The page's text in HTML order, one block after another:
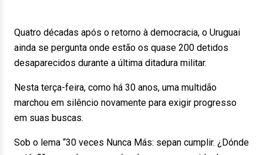
Quatro décadas após o retorno à democracia, o Uruguai
ainda se pergunta onde estão os quase 200 detidos
desaparecidos durante a última ditadura militar.
Nesta terça-feira, como há 30 anos, uma multidão
marchou em silêncio novamente para exigir progresso
em suas buscas.
Sob o lema “30 veces Nunca Más: sepan cumplir. ¿Dónde